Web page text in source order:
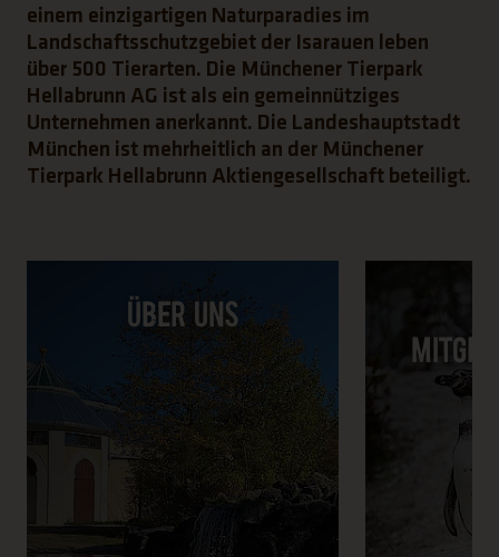
einem einzigartigen Naturparadies im
Landschaftsschutzgebiet der Isarauen leben
über 500 Tierarten. Die Münchener Tierpark
Hellabrunn AG ist als ein gemeinnütziges
Unternehmen anerkannt. Die Landeshauptstadt
München ist mehrheitlich an der Münchener
Tierpark Hellabrunn Aktiengesellschaft beteiligt.
Über uns